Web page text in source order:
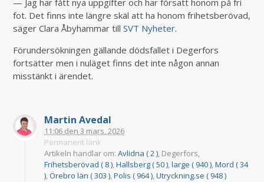
— Jag har fått nya uppgifter och har försatt honom på fri
fot. Det finns inte längre skäl att ha honom frihetsberövad,
säger Clara Åbyhammar tillSVT Nyheter.
Förundersökningen gällande dödsfallet i Degerfors
fortsätter men i nuläget finns det inte någon annan
misstänkt i ärendet.
Martin Avedal
11:06 den 3 mars, 2026
Permanent länk
Artikeln handlar om:Avlidna ( 2 ), Degerfors,
Frihetsberövad ( 8 ),Hallsberg ( 50 ),large ( 940 ),Mord ( 34
),Örebro län ( 303 ),Polis ( 964 ),Utryckning.se ( 948 )